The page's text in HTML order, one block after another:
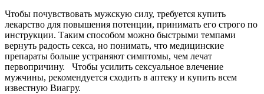
Чтобы почувствовать мужскую силу, требуется купить
лекарство для повышения потенции, принимать его строго по
инструкции. Таким способом можно быстрыми темпами
вернуть радость секса, но понимать, что медицинские
препараты больше устраняют симптомы, чем лечат
первопричину. Чтобы усилить сексуальное влечение
мужчины, рекомендуется сходить в аптеку и купить всем
известную Виагру.